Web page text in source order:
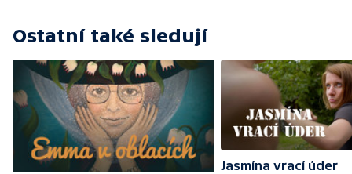
Ostatní také sledují
Jasmína vrací úder